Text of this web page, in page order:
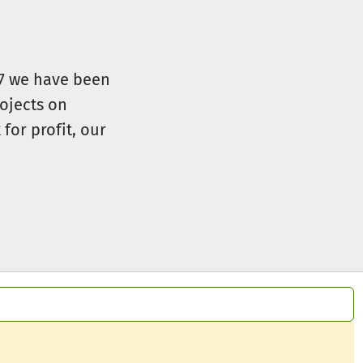
we have been
on
for profit, our